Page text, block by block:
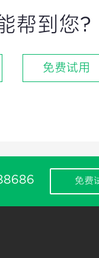
帮到您?
免费试用
免费